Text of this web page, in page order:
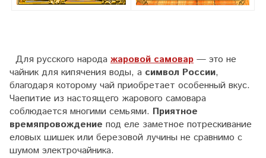
Для русского народа жаровой самовар — это не
чайник для кипячения воды, а символ России,
благодаря которому чай приобретает особенный вкус.
Чаепитие из настоящего жарового самовара
соблюдается многими семьями. Приятное
времяпровождение под еле заметное потрескивание
еловых шишек или березовой лучины не сравнимо с
шумом электрочайника.